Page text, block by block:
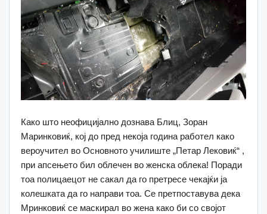
Како што неофицијално дознава Блиц, Зоран
Маринковиќ, кој до пред некоја година работел како
вероучител во Основното училиште „Петар Лековиќ“ ,
при апсењето бил облечен во женска облека! Поради
тоа полицаецот не сакал да го претресе чекајќи ја
колешката да го направи тоа. Се претпоставува дека
Мринковиќ се маскирал во жена како би со својот